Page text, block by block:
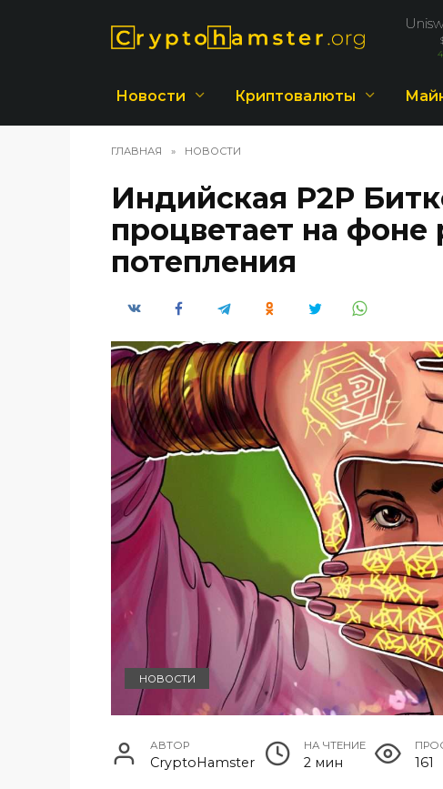
Новости Криптовалюты
ГЛАВНАЯ » НОВОСТИ
Индийская P2P
процветает на
потепления
НОВОСТИ
АВТОР
CryptoHamster
НА ЧТЕНИЕ
2 мин 161